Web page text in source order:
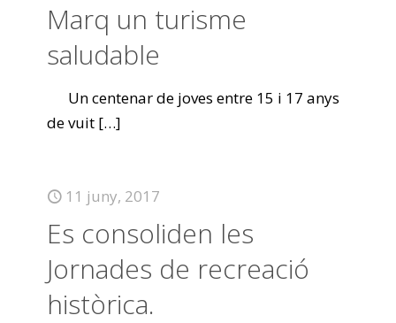
Marq un turisme
saludable
Un centenar de joves entre 15 i 17 anys
de vuit […]
11 juny, 2017
Es consoliden les
Jornades de recreació
històrica.